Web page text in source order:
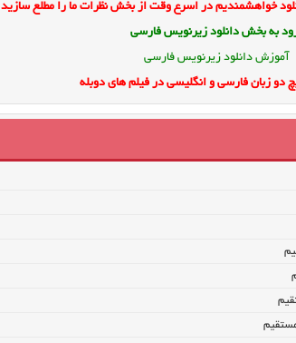
خواهشمندیم در اسرع وقت از بخش نظرات ما را مطلع سازید
به بخش دانلود زیرنویس فارسی
آموزش دانلود زیرنویس فارسی
دو زبان فارسی و انگلیسی در فیلم های دوبله